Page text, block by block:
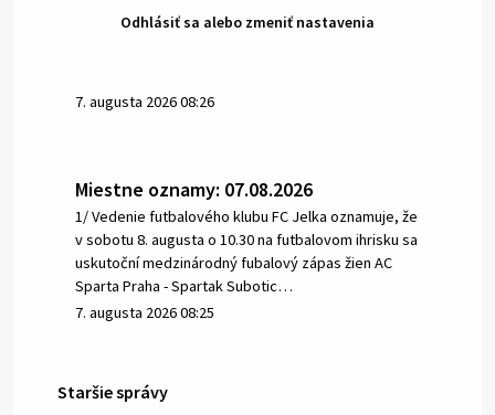
Odhlásiť sa alebo zmeniť nastavenia
7. augusta 2026 08:26
Miestne oznamy: 07.08.2026
1/ Vedenie futbalového klubu FC Jelka oznamuje, že
v sobotu 8. augusta o 10.30 na futbalovom ihrisku sa
uskutoční medzinárodný fubalový zápas žien AC
Sparta Praha - Spartak Subotic…
7. augusta 2026 08:25
6. augusta 2026 08:13
Staršie správy